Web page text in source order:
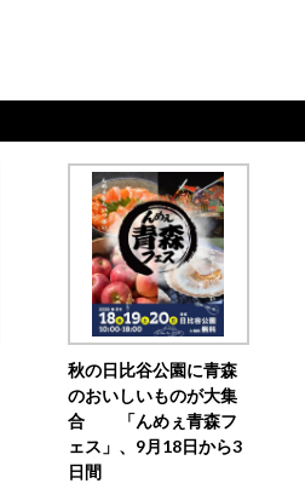
秋の日比谷公園に青森
のおいしいものが大集
合 「んめぇ青森フ
ェス」、9月18日から3
日間